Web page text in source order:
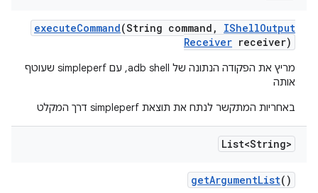
executeCommand(String command , IShellOutput
Receiver receiver)
מריץ את הפקודה הנתונה של adb shell, עם simpleperf שעוטף
אותה
באחריות המתקשר לנתח את תוצאת simpleperf דרך המקלט
List<String>
getArgumentList()